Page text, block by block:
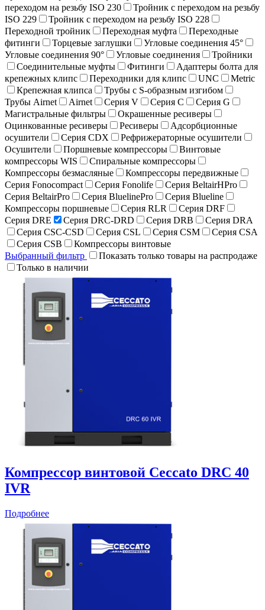
переходом на резьбу ISO 230
Тройник с переходом на резьбу
ISO 229
Тройник с переходом на резьбу ISO 228
Переходной тройник
Переходная муфта
Переходные
фитинги
Торцевые заглушки
Угловые соединения 45°
Угловые соединения 90°
Угловые соединения
Тройники
Соединительные муфты
Фитинги
Адаптеры болта для
крепежных клипс
Переходники для клипс UNC
Metric
Крепежная клипса
Трубы с S-образным изгибом
Трубы Airnet
Airnet Серия V Серия C
Серия G
Магистральные фильтры
Окрашенные ресиверы
Оцинкованные ресиверы
Ресиверы
Адсорбционные
осушители
Серия CDX
Рефрижераторные осушители
Осушители
Поршневые компрессоры
Винтовые
компрессоры WIS
Спиральные компрессоры
Компрессоры безмасляные
Компрессоры передвижные
Серия Fonocompact
Серия Fonolife
Серия BeltairHPro
Серия BeltairPro
Серия BluelinePro
Серия Blueline
Компрессоры поршневые
Серия RLR
Серия DRF
Серия DRE
Серия DRC-DRD Серия DRB
Серия DRA
Серия CSC-CSD
Серия CSL Серия CSM
Серия CSA
Серия CSB
Компрессоры винтовые
Выбранный фильтр
Показать только товары на распродаже
Только в наличии
Компрессор винтовой Ceccato DRC 40
IVR
Подробнее